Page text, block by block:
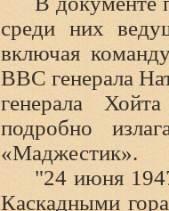
среди них
включая
ВВС генерала
генерала
подробно
«Маджестик».
"24 июня
Каскадными